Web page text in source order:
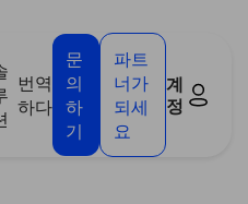
번역
하다
문
의
하
기
파트
너가
되세
요
계
정